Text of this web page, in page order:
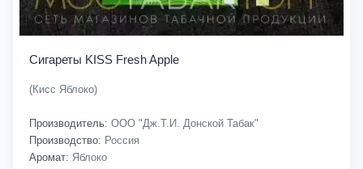
Сигареты KISS Fresh Apple
(Кисс Яблоко)
Производитель: ООО "Дж.Т.И. Донской Табак"
Производство: Россия
Аромат: Яблоко